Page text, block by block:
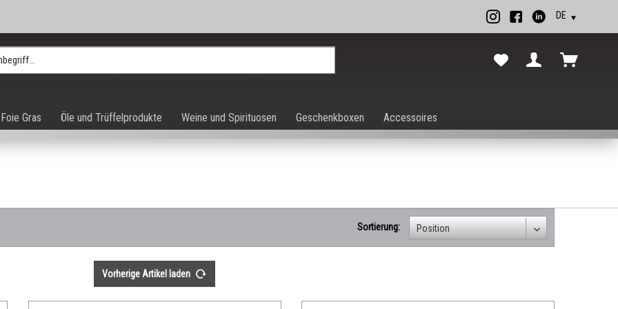
Foie Gras Öle und Trüffelprodukte Weine und Spirituosen Geschenkboxen Accessoires
Sortierung:
Vorherige Artikel laden